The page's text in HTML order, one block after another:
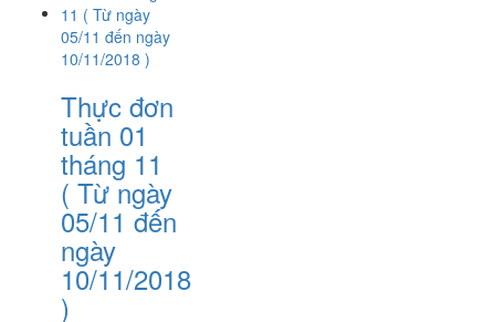
Thực đơn
tuần 01
tháng 11
( Từ ngày
05/11 đến
ngày
10/11/2018
)